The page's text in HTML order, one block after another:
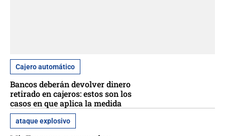
Cajero automático
Bancos deberán devolver dinero
retirado en cajeros: estos son los
casos en que aplica la medida
ataque explosivo